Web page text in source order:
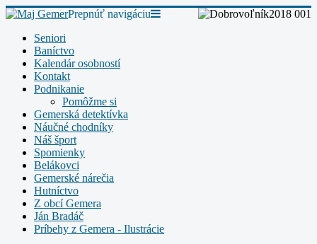
Prepnúť navigáciu
Seniori
Baníctvo
Kalendár osobností
Kontakt
Podnikanie
Pomôžme si
Gemerská detektívka
Náučné chodníky
Náš šport
Spomienky
Belákovci
Gemerské nárečia
Hutníctvo
Z obcí Gemera
Ján Bradáč
Príbehy z Gemera - Ilustrácie